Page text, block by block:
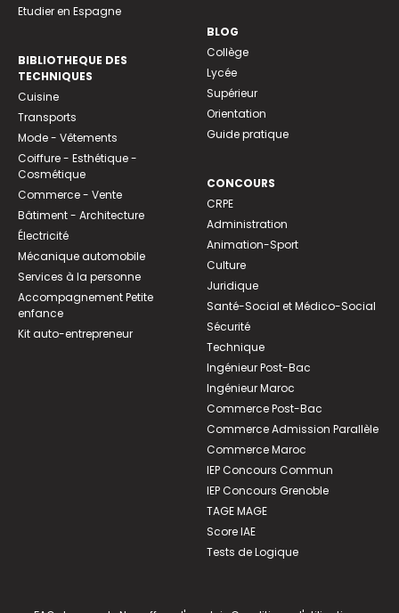
Etudier en Espagne
BIBLIOTHEQUE DES
TECHNIQUES
Cuisine
Transports
Mode - Vêtements
Coiffure - Esthétique -
Cosmétique
Commerce - Vente
Bâtiment - Architecture
Électricité
Mécanique automobile
Services à la personne
Accompagnement Petite
enfance
Kit auto-entrepreneur
BLOG
Collège
Lycée
Supérieur
Orientation
Guide pratique
CONCOURS
CRPE
Administration
Animation-Sport
Culture
Juridique
Santé-Social et Médico-Social
Sécurité
Technique
Ingénieur Post-Bac
Ingénieur Maroc
Commerce Post-Bac
Commerce Admission Parallèle
Commerce Maroc
IEP Concours Commun
IEP Concours Grenoble
TAGE MAGE
Score IAE
Tests de Logique